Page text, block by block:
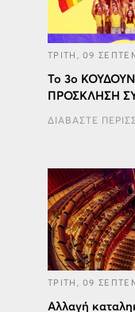
ΤΡΙΤΗ, 09
Το 3ο
ΠΡΟΣΚΛΗΣΗ
ΔΙΑΒΑΣΤΕ
ΤΡΙΤΗ, 09
Αλλαγή